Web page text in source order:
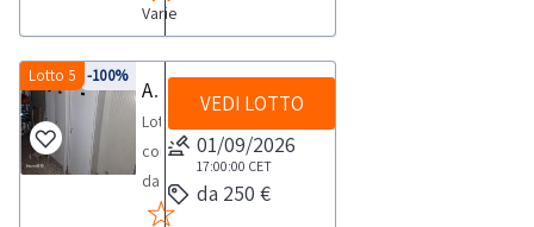
500
ml
n.
6-
Igienizzante
mani
500
batterie
grande
colore
grigio
Varie
-100%
Lotto 5
Attrezzature varie
Lotto
composto
da
pattrezzature
VEDI LOTTO
01/09/2026
17:00:00 CET
da 250 €